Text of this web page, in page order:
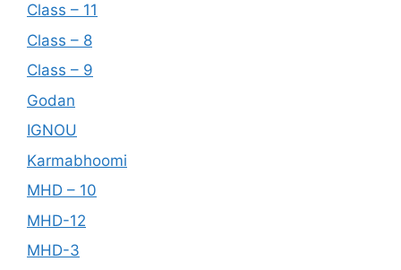
Class – 11
Class – 8
Class – 9
Godan
IGNOU
Karmabhoomi
MHD – 10
MHD-12
MHD-3